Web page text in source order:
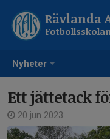
Nyheter
Rävlanda
Ett jättetack
20 jun 2023